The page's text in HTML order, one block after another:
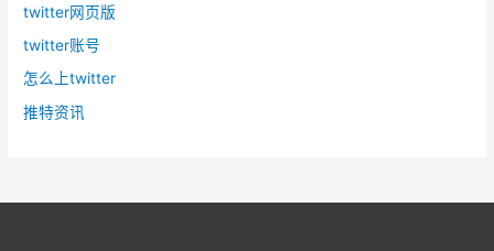
twitter网页版
twitter账号
怎么上twitter
推特资讯